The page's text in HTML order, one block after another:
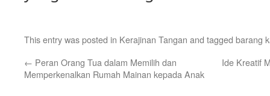
This entry was posted in Kerajinan Tangan and tagged barang
← Peran Orang Tua dalam Memilih dan
Memperkenalkan Rumah Mainan kepada Anak
Ide Kreatif